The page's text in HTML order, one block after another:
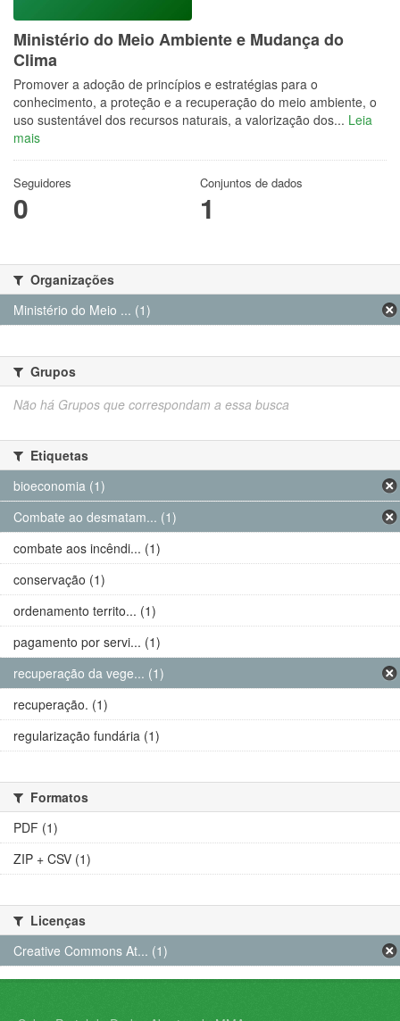
Ministério do Meio Ambiente e Mudança do
Clima
Promover a adoção de princípios e estratégias para o
conhecimento, a proteção e a recuperação do meio ambiente, o
uso sustentável dos recursos naturais, a valorização dos... Leia
mais
Seguidores
0
Conjuntos de dados
1
Organizações
Ministério do Meio ... (1)
Grupos
Não há Grupos que correspondam a essa busca
Etiquetas
bioeconomia (1)
Combate ao desmatam... (1)
combate aos incêndi... (1)
conservação (1)
ordenamento territo... (1)
pagamento por servi... (1)
recuperação da vege... (1)
recuperação. (1)
regularização fundária (1)
Formatos
PDF (1)
ZIP + CSV (1)
Licenças
Creative Commons At... (1)